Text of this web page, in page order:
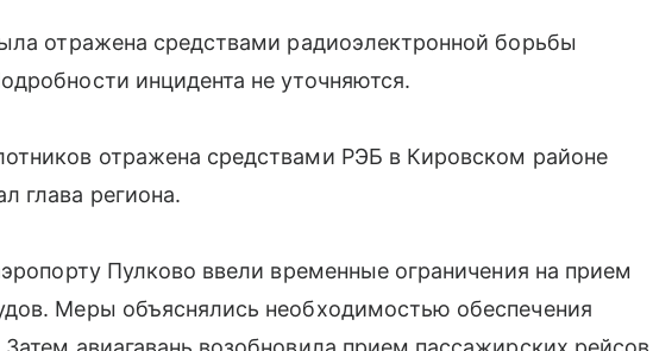
отражена средствами радиоэлектронной борьбы
инцидента не уточняются.
отражена средствами РЭБ в Кировском районе
глава региона.
Пулково ввели временные ограничения на прием
Меры объяснялись необходимостью обеспечения